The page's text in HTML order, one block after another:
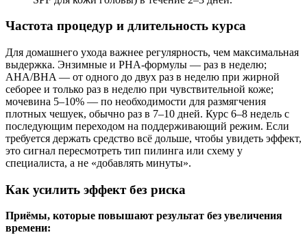
Частота процедур и длительность курса
Для домашнего ухода важнее регулярность, чем максимальная
выдержка. Энзимные и PHA‑формулы — раз в неделю;
AHA/BHA — от одного до двух раз в неделю при жирной
себорее и только раз в неделю при чувствительной коже;
мочевина 5–10% — по необходимости для размягчения
плотных чешуек, обычно раз в 7–10 дней. Курс 6–8 недель с
последующим переходом на поддерживающий режим. Если
требуется держать средство всё дольше, чтобы увидеть эффект,
это сигнал пересмотреть тип пилинга или схему у
специалиста, а не «добавлять минуты».
Как усилить эффект без риска
Приёмы, которые повышают результат без увеличения
времени: